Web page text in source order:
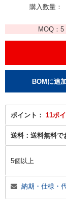
購入数量
MOQ：5
ポイント： 11ポ
送料： 送料無料で
5個以上
納期・仕様・